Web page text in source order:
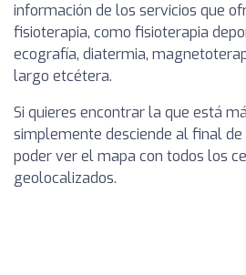
información de los servicios que
fisioterapia, como fisioterapia
ecografía, diatermia,
largo etcétera.
Si quieres encontrar la que está
simplemente desciende al final
poder ver el mapa con todos los
geolocalizados.